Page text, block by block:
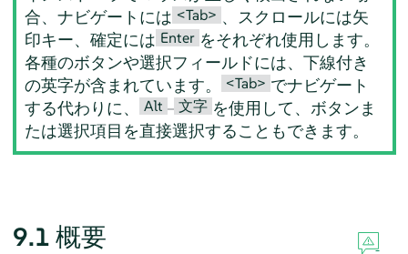
合、ナビゲートには <Tab> 、スクロールには矢
印キー、確定には Enter をそれぞれ使用します。
各種のボタンや選択フィールドには、下線付き
の英字が含まれています。
<Tab> でナビゲート
する代わりに、
Alt – 文字 を使用して、ボタンま
たは選択項目を直接選択することもできます。
9.1 概要